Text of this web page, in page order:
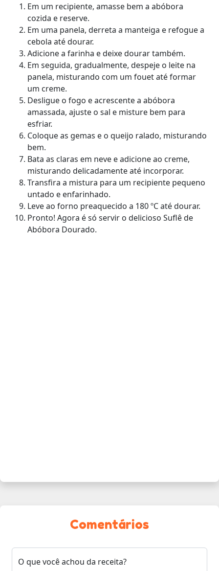
Em um recipiente, amasse bem a abóbora
cozida e reserve.
Em uma panela, derreta a manteiga e refogue a
cebola até dourar.
Adicione a farinha e deixe dourar também.
Em seguida, gradualmente, despeje o leite na
panela, misturando com um fouet até formar
um creme.
Desligue o fogo e acrescente a abóbora
amassada, ajuste o sal e misture bem para
esfriar.
Coloque as gemas e o queijo ralado, misturando
bem.
Bata as claras em neve e adicione ao creme,
misturando delicadamente até incorporar.
Transfira a mistura para um recipiente pequeno
untado e enfarinhado.
Leve ao forno preaquecido a 180 ºC até dourar.
Pronto! Agora é só servir o delicioso Suflê de
Abóbora Dourado.
Comentários
O que você achou da receita?